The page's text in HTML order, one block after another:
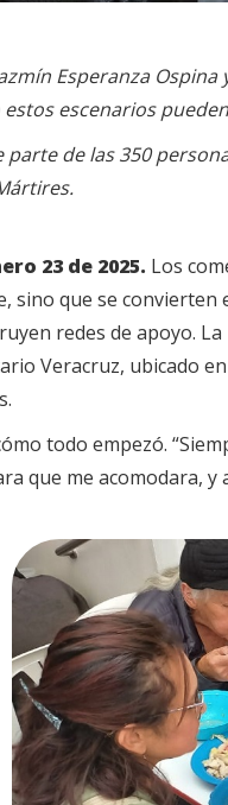
Esperanza
escenarios
parte de las 350
23 de 2025. Los
sino que se
redes de apoyo.
Veracruz, ubicado
todo empezó.
que me acomodara,